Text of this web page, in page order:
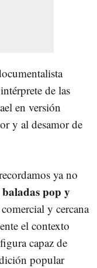
de las
en versión
y al desamor de
ya no
pop y
y cercana
el contexto
capaz de
popular